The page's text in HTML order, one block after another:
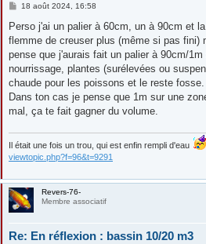
M
s
a
g
18 août 2024, 16:58
Perso j'ai un palier à 60cm, un à 90cm et
flemme de creuser plus (même si pas fini)
pense que j'aurais fait un palier à 90cm/
nourrissage, plantes (surélevées ou
chaude pour les poissons et le reste fosse.
Dans ton cas je pense que 1m sur une
mal, ça te fait gagner du volume.
Il était une fois un trou, qui est enfin rempli d'eau
viewtopic.php?f=96&t=9291
Revers-76-
Membre associatif
Re: En réflexion : bassin 10/20 m3